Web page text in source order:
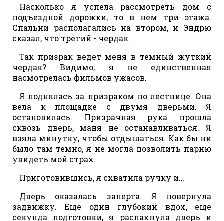
Насколько я успела рассмотреть дом с
подъездной дорожки, то в нем три этажа.
Спальни располагались на втором, и Эндрю
сказал, что третий - чердак.
Так призрак ведет меня в темный жуткий
чердак? Видимо, я не единственная
насмотрелась фильмов ужасов.
Я поднялась за призраком по лестнице. Она
вела к площадке с двумя дверьми. Я
остановилась. Призрачная рука прошла
сквозь дверь, маня не останавливаться. Я
взяла минутку, чтобы отдышаться. Как бы ни
было там темно, я не могла позволить парню
увидеть мой страх.
Приготовившись, я схватила ручку и…
Дверь оказалась заперта. Я повернула
задвижку. Еще один глубокий вдох, еще
секунда подготовки, я распахнула дверь и